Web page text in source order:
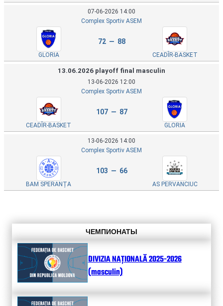
07-06-2026 14:00
Complex Sportiv ASEM
GLORIA
72 — 88
CEADÎR-BASKET
13.06.2026 playoff final masculin
13-06-2026 12:00
Complex Sportiv ASEM
CEADÎR-BASKET
107 — 87
GLORIA
13-06-2026 14:00
Complex Sportiv ASEM
BAM SPERANȚA
103 — 66
AS PERVANCIUC
ЧЕМПИОНАТЫ
DIVIZIA NAȚIONALĂ 2025-2026
(masculin)